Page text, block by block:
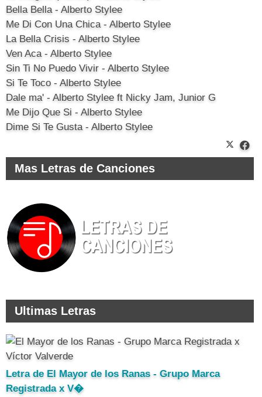
Bella Bella - Alberto Stylee
Me Di Con Una Chica - Alberto Stylee
La Bella Crisis - Alberto Stylee
Ven Aca - Alberto Stylee
Sin Ti No Puedo Vivir - Alberto Stylee
Si Te Toco - Alberto Stylee
Dale ma' - Alberto Stylee ft Nicky Jam, Junior G
Me Dijo Que Si - Alberto Stylee
Dime Si Te Gusta - Alberto Stylee
Mas Letras de Canciones
Ultimas Letras
Letra de El Mayor de los Ranas - Grupo Marca
Registrada x V�